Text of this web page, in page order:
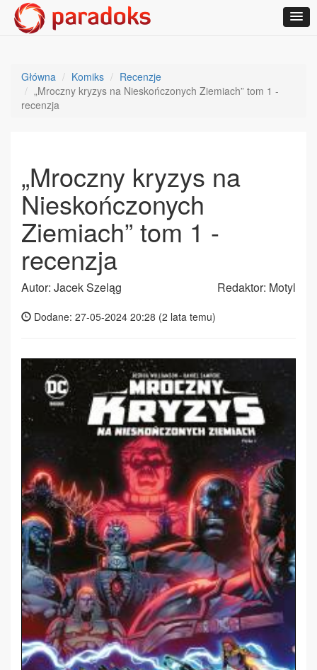
Główna Komiks
Recenzje
„Mroczny kryzys na Nieskończonych Ziemiach” tom 1 -
recenzja
„Mroczny kryzys na
Nieskończonych
Ziemiach” tom 1 -
recenzja
Autor: Jacek Szeląg Redaktor: Motyl
Dodane: 27-05-2024 20:28 (2 lata temu)